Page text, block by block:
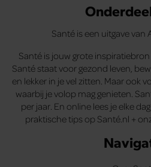
Santé is een uitgave van
Santé is jouw grote
Santé staat voor gezond leven,
en lekker in je vel zitten. Maar ook
waarbij je volop mag genieten.
per jaar. En online lees je elke
praktische tips op Santé.nl +